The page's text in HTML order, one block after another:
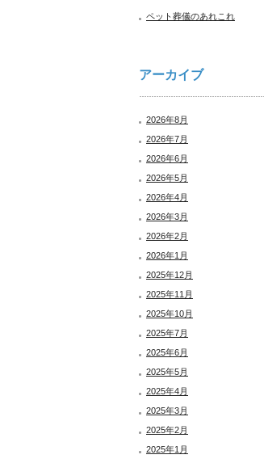
ペット葬儀のあれこれ
アーカイブ
2026年8月
2026年7月
2026年6月
2026年5月
2026年4月
2026年3月
2026年2月
2026年1月
2025年12月
2025年11月
2025年10月
2025年7月
2025年6月
2025年5月
2025年4月
2025年3月
2025年2月
2025年1月